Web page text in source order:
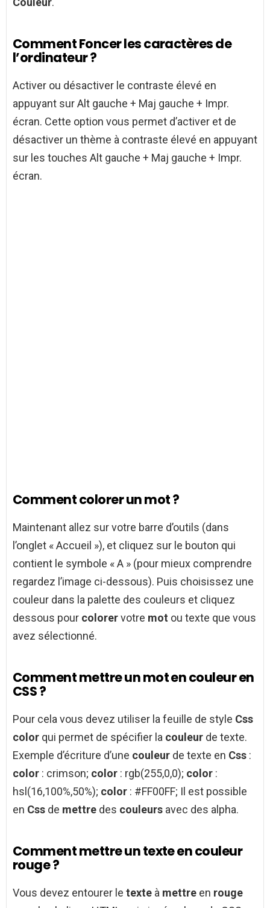
Comment Foncer les caractères de
l’ordinateur ?
Activer ou désactiver le contraste élevé en
appuyant sur Alt gauche + Maj gauche + Impr.
écran. Cette option vous permet d’activer et de
désactiver un thème à contraste élevé en appuyant
sur les touches Alt gauche + Maj gauche + Impr.
écran.
Comment colorer un mot ?
Maintenant allez sur votre barre d’outils (dans
l’onglet « Accueil »), et cliquez sur le bouton qui
contient le symbole « A » (pour mieux comprendre
regardez l’image ci-dessous). Puis choisissez une
couleur dans la palette des couleurs et cliquez
dessous pour colorervotre mot ou texte que vous
avez sélectionné.
Comment mettre un mot en couleur en
CSS ?
Pour cela vous devez utiliser la feuille de style Css
color qui permet de spécifier la couleur de texte.
Exemple d’écriture d’une couleur de texte en Css :
color : crimson; color : rgb(255,0,0); color :
hsl(16,100%,50%); color : #FF00FF; Il est possible
en Css de mettre des couleurs avec des alpha.
Comment mettre un texte en couleur
rouge ?
Vous devez entourer le texte à mettre en rouge